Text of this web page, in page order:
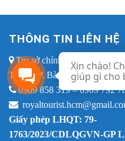
THÔNG TIN LIÊN HỆ
Trụ sở chính: Tầng 3, Tòa
Thắng, P. Bàn Cờ, TP.HCM
0909 858 319 – 0909 792
Giấy phép LHQT: 79-
1763/2023/CDLQGVN-GP
Xin chào!
giúp gì cho